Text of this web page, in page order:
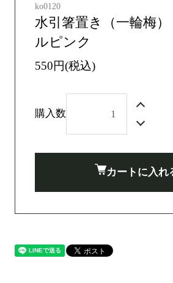
ko0120
水引箸置き（一輪梅
ルピンク
550円(税込)
購入数
カートに入れ